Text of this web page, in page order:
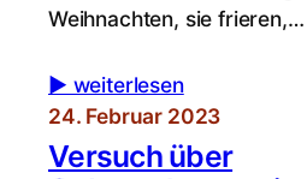
Weihnachten, sie frieren,…
▶︎ weiterlesen
24. Februar 2023
Versuch über